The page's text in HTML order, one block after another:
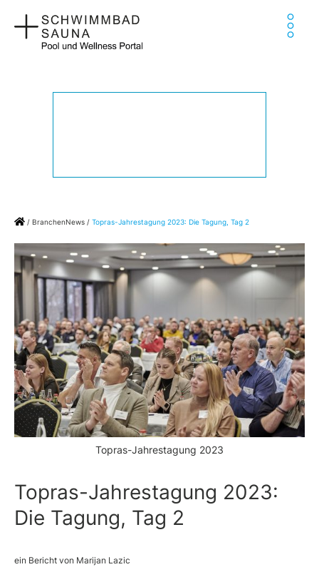
Inhalt
springen
Home
/ BranchenNews / Topras-Jahrestagung 2023: Die Tagung, Tag 2
Topras-Jahrestagung 2023
Topras-Jahrestagung 2023:
Die Tagung, Tag 2
ein Bericht von Marijan Lazic